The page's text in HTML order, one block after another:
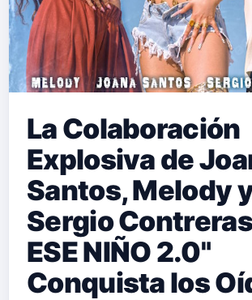
La Colaboración
Explosiva de
Santos, Melody
Sergio
ESE NIÑO 2.0"
Conquista los